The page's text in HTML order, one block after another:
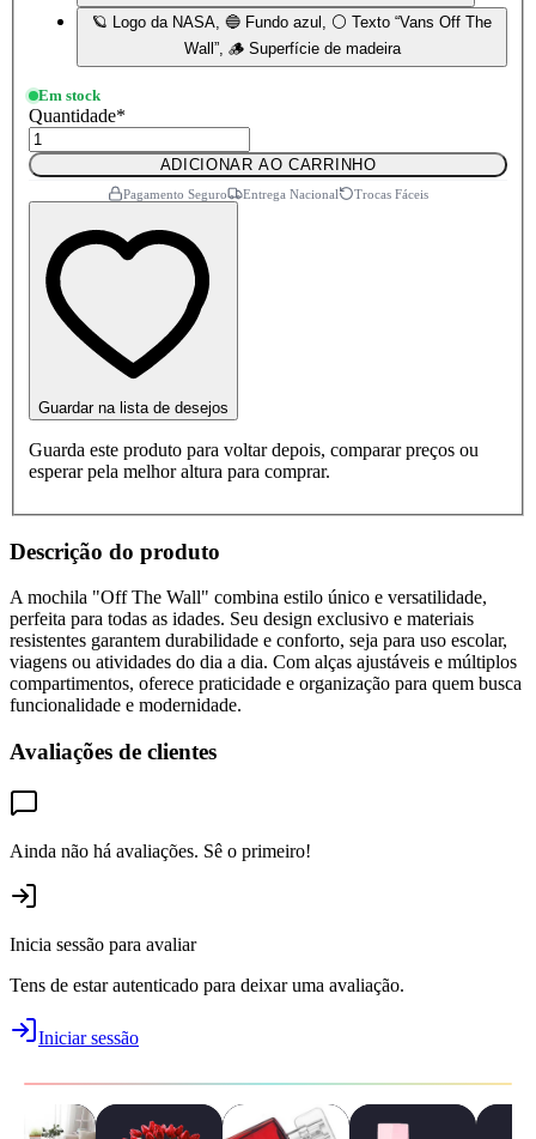
🪐 Logo da NASA, 🔵 Fundo azul, ⚪ Texto “Vans Off The
Wall”, 🪵 Superfície de madeira
Em stock
Quantidade*
ADICIONAR AO CARRINHO
Pagamento Seguro Entrega Nacional Trocas Fáceis
Guardar na lista de desejos
Guarda este produto para voltar depois, comparar preços ou
esperar pela melhor altura para comprar.
Descrição do produto
A mochila "Off The Wall" combina estilo único e versatilidade,
perfeita para todas as idades. Seu design exclusivo e materiais
resistentes garantem durabilidade e conforto, seja para uso escolar,
viagens ou atividades do dia a dia. Com alças ajustáveis e múltiplos
compartimentos, oferece praticidade e organização para quem busca
funcionalidade e modernidade.
Avaliações de clientes
Ainda não há avaliações. Sê o primeiro!
Inicia sessão para avaliar
Tens de estar autenticado para deixar uma avaliação.
Iniciar sessão